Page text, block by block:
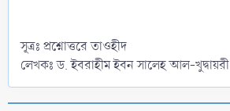
সূত্রঃ প্রশ্নোত্তরে তাওহীদ
লেখকঃ ড. ইবরাহীম ইবন সালেহ আল-খুদ্বায়রী